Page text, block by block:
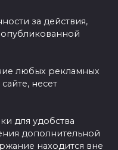
за действия,
любых рекламных
несет
для удобства
дополнительной
находится вне